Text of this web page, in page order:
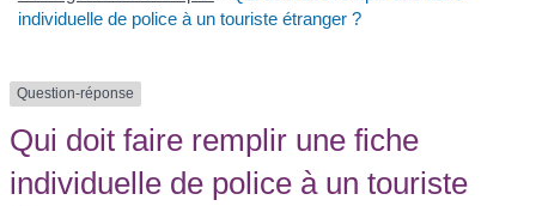
individuelle de police à un touriste étranger ?
Question-réponse
Qui doit faire remplir une fiche
individuelle de police à un touriste